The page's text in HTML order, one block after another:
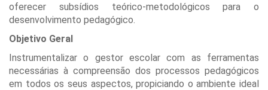
oferecer subsídios teórico-metodológicos para o
desenvolvimento pedagógico.
Objetivo Geral
Instrumentalizar o gestor escolar com as ferramentas
necessárias à compreensão dos processos pedagógicos
em todos os seus aspectos, propiciando o ambiente ideal